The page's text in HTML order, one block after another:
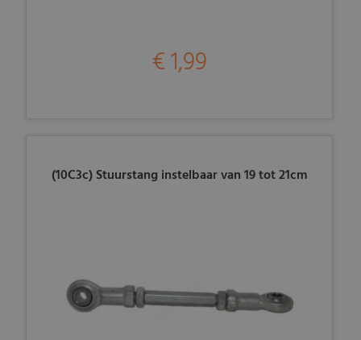
€ 1,99
(10C3c) Stuurstang instelbaar van 19 tot 21cm